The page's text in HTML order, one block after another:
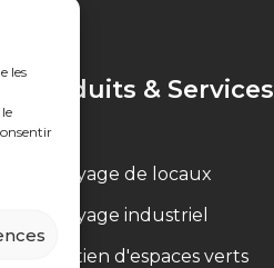
les
Produits & Services
Nettoyage de locaux
Nettoyage industriel
Entretien d'espaces verts